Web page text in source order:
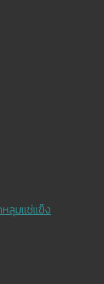
ลุมแช่แข็ง